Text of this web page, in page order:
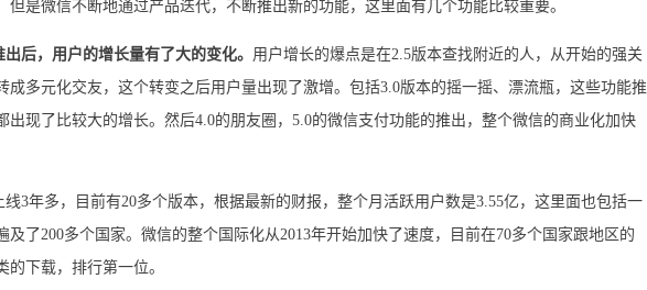
但是微信不断地通过产品迭代，不断推出新的功能，这里面有几个功能比较重要。
后，用户的增长量有了大的变化。 用户增长的爆点是在2.5版本查找附近的人，从开始的强关
成多元化交友，这个转变之后用户量出现了激增。包括3.0版本的摇一摇、漂流瓶，这些功能推
出现了比较大的增长。然后4.0的朋友圈，5.0的微信支付功能的推出，整个微信的商业化加快
年多，目前有20多个版本，根据最新的财报，整个月活跃用户数是3.55亿，这里面也包括一
及了200多个国家。微信的整个国际化从2013年开始加快了速度，目前在70多个国家跟地区的
的下载，排行第一位。